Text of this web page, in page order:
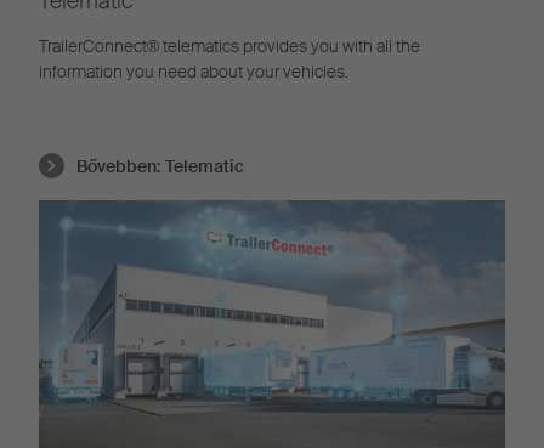
TrailerConnect® telematics provides you with all the
information you need about your vehicles.
Bővebben: Telematic